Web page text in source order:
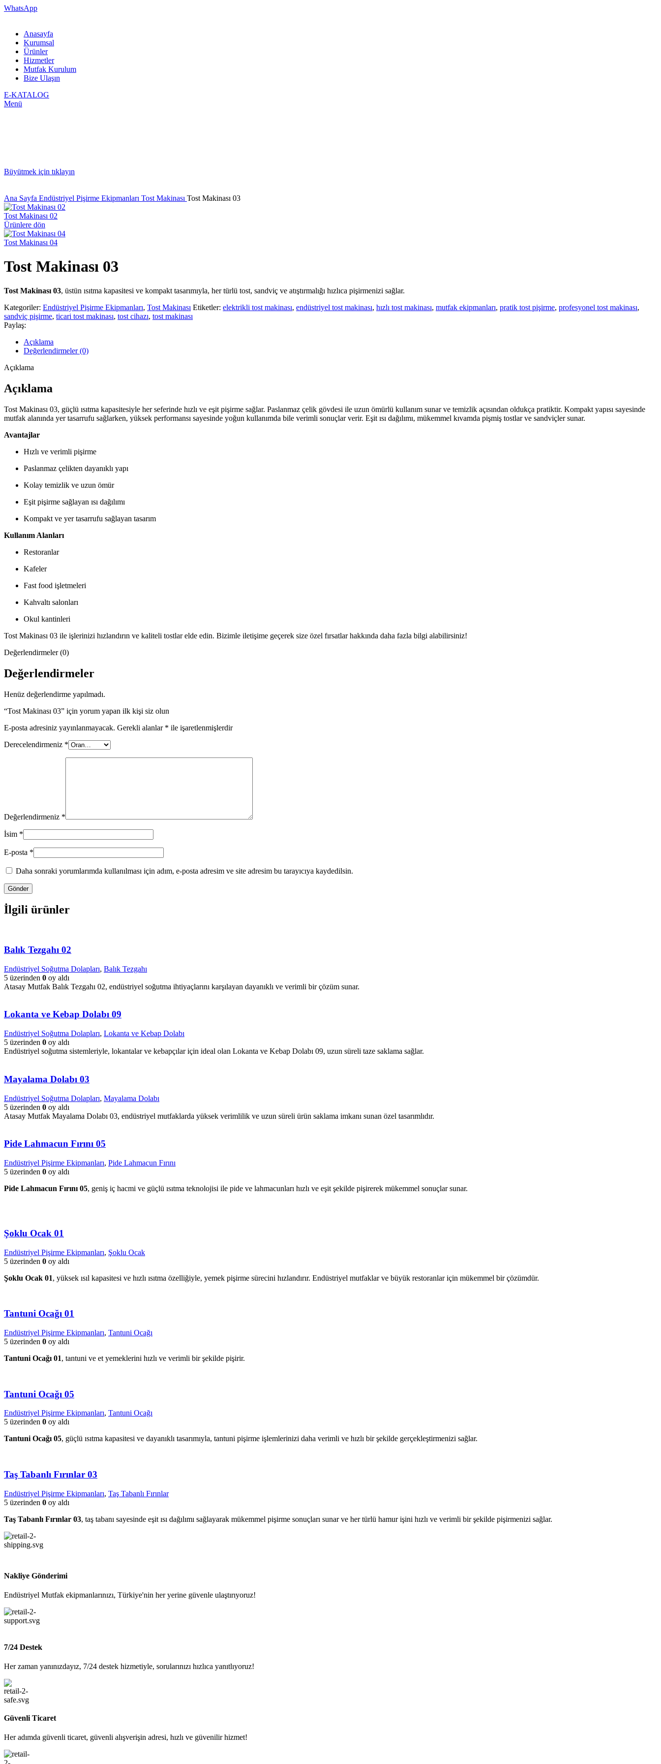
WhatsApp
Anasayfa
Kurumsal
Ürünler
Hizmetler
Mutfak Kurulum
Bize Ulaşın
E-KATALOG
Menü
Büyütmek için tıklayın
Ana Sayfa Endüstriyel Pişirme Ekipmanları Tost Makinası Tost Makinası 03
Tost Makinası 02
Ürünlere dön
Tost Makinası 04
Tost Makinası 03
Tost Makinası 03, üstün ısıtma kapasitesi ve kompakt tasarımıyla, her türlü tost, sandviç ve atıştırmalığı hızlıca pişirmenizi sağlar.
Kategoriler: Endüstriyel Pişirme Ekipmanları, Tost Makinası Etiketler: elektrikli tost makinası, endüstriyel tost makinası, hızlı tost makinası, mutfak ekipmanları, pratik tost pişirme, profesyonel tost makinası,
sandviç pişirme, ticari tost makinası, tost cihazı, tost makinası
Paylaş:
Açıklama
Değerlendirmeler (0)
Açıklama
Açıklama
Tost Makinası 03, güçlü ısıtma kapasitesiyle her seferinde hızlı ve eşit pişirme sağlar. Paslanmaz çelik gövdesi ile uzun ömürlü kullanım sunar ve temizlik açısından oldukça pratiktir. Kompakt yapısı sayesinde
mutfak alanında yer tasarrufu sağlarken, yüksek performansı sayesinde yoğun kullanımda bile verimli sonuçlar verir. Eşit ısı dağılımı, mükemmel kıvamda pişmiş tostlar ve sandviçler sunar.
Avantajlar
Hızlı ve verimli pişirme
Paslanmaz çelikten dayanıklı yapı
Kolay temizlik ve uzun ömür
Eşit pişirme sağlayan ısı dağılımı
Kompakt ve yer tasarrufu sağlayan tasarım
Kullanım Alanları
Restoranlar
Kafeler
Fast food işletmeleri
Kahvaltı salonları
Okul kantinleri
Tost Makinası 03 ile işlerinizi hızlandırın ve kaliteli tostlar elde edin. Bizimle iletişime geçerek size özel fırsatlar hakkında daha fazla bilgi alabilirsiniz!
Değerlendirmeler (0)
Değerlendirmeler
Henüz değerlendirme yapılmadı.
“Tost Makinası 03” için yorum yapan ilk kişi siz olun
E-posta adresiniz yayınlanmayacak. Gerekli alanlar * ile işaretlenmişlerdir
Derecelendirmeniz *
Değerlendirmeniz *
İsim *
E-posta *
Daha sonraki yorumlarımda kullanılması için adım, e-posta adresim ve site adresim bu tarayıcıya kaydedilsin.
İlgili ürünler
Balık Tezgahı 02
Endüstriyel Soğutma Dolapları, Balık Tezgahı
5 üzerinden 0 oy aldı
Atasay Mutfak Balık Tezgahı 02, endüstriyel soğutma ihtiyaçlarını karşılayan dayanıklı ve verimli bir çözüm sunar.
Lokanta ve Kebap Dolabı 09
Endüstriyel Soğutma Dolapları, Lokanta ve Kebap Dolabı
5 üzerinden 0 oy aldı
Endüstriyel soğutma sistemleriyle, lokantalar ve kebapçılar için ideal olan Lokanta ve Kebap Dolabı 09, uzun süreli taze saklama sağlar.
Mayalama Dolabı 03
Endüstriyel Soğutma Dolapları, Mayalama Dolabı
5 üzerinden 0 oy aldı
Atasay Mutfak Mayalama Dolabı 03, endüstriyel mutfaklarda yüksek verimlilik ve uzun süreli ürün saklama imkanı sunan özel tasarımlıdır.
Pide Lahmacun Fırını 05
Endüstriyel Pişirme Ekipmanları, Pide Lahmacun Fırını
5 üzerinden 0 oy aldı
Pide Lahmacun Fırını 05, geniş iç hacmi ve güçlü ısıtma teknolojisi ile pide ve lahmacunları hızlı ve eşit şekilde pişirerek mükemmel sonuçlar sunar.
Şoklu Ocak 01
Endüstriyel Pişirme Ekipmanları, Şoklu Ocak
5 üzerinden 0 oy aldı
Şoklu Ocak 01, yüksek ısıl kapasitesi ve hızlı ısıtma özelliğiyle, yemek pişirme sürecini hızlandırır. Endüstriyel mutfaklar ve büyük restoranlar için mükemmel bir çözümdür.
Tantuni Ocağı 01
Endüstriyel Pişirme Ekipmanları, Tantuni Ocağı
5 üzerinden 0 oy aldı
Tantuni Ocağı 01, tantuni ve et yemeklerini hızlı ve verimli bir şekilde pişirir.
Tantuni Ocağı 05
Endüstriyel Pişirme Ekipmanları, Tantuni Ocağı
5 üzerinden 0 oy aldı
Tantuni Ocağı 05, güçlü ısıtma kapasitesi ve dayanıklı tasarımıyla, tantuni pişirme işlemlerinizi daha verimli ve hızlı bir şekilde gerçekleştirmenizi sağlar.
Taş Tabanlı Fırınlar 03
Endüstriyel Pişirme Ekipmanları, Taş Tabanlı Fırınlar
5 üzerinden 0 oy aldı
Taş Tabanlı Fırınlar 03, taş tabanı sayesinde eşit ısı dağılımı sağlayarak mükemmel pişirme sonuçları sunar ve her türlü hamur işini hızlı ve verimli bir şekilde pişirmenizi sağlar.
Nakliye Gönderimi
Endüstriyel Mutfak ekipmanlarınızı, Türkiye'nin her yerine güvenle ulaştırıyoruz!
7/24 Destek
Her zaman yanınızdayız, 7/24 destek hizmetiyle, sorularınızı hızlıca yanıtlıyoruz!
Güvenli Ticaret
Her adımda güvenli ticaret, güvenli alışverişin adresi, hızlı ve güvenilir hizmet!